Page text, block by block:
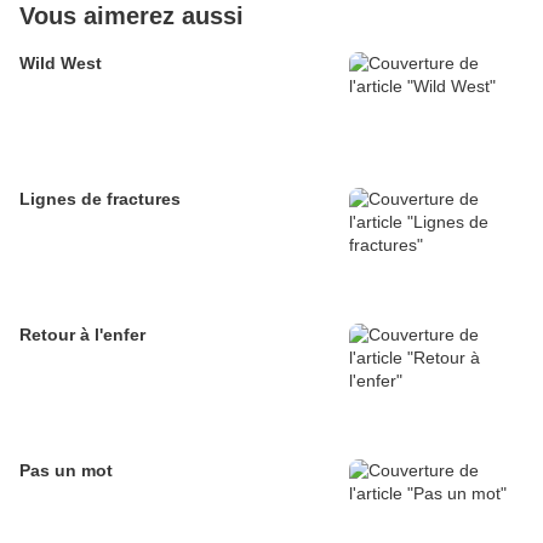
Vous aimerez aussi
Wild West
Lignes de fractures
Retour à l'enfer
Pas un mot